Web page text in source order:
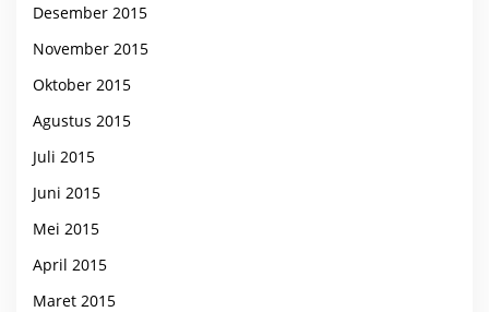
Desember 2015
November 2015
Oktober 2015
Agustus 2015
Juli 2015
Juni 2015
Mei 2015
April 2015
Maret 2015